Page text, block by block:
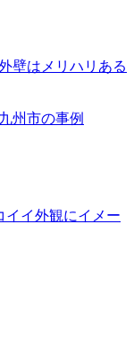
壁はメリハリある
州市の事例
イイ外観にイメー